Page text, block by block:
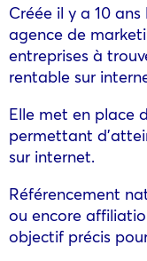
Créée il y a 10 ans
agence de
entreprises à
rentable sur
Elle met en place
permettant
sur internet.
Référencement
ou encore
objectif précis